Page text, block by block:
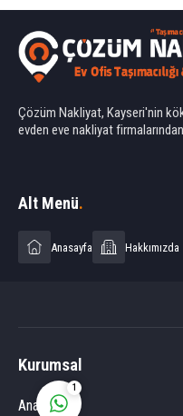
Çözüm Nakliyat, Kayseri'nin
evden eve nakliyat
Alt Menü.
Anasayfa Hakkımızda
Kurumsal
Anasayfa
1